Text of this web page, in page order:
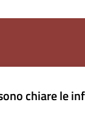
chiare le